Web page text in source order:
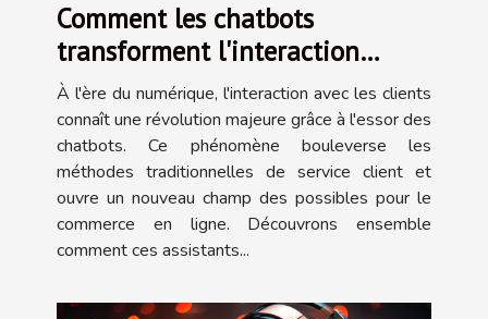
Comment les chatbots
transforment l'interaction
client en commerce digital
À l'ère du numérique, l'interaction avec les clients
connaît une révolution majeure grâce à l'essor des
chatbots. Ce phénomène bouleverse les
méthodes traditionnelles de service client et
ouvre un nouveau champ des possibles pour le
commerce en ligne. Découvrons ensemble
comment ces assistants...